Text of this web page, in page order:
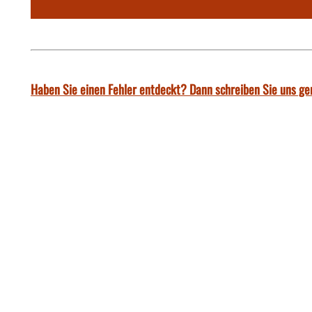
Haben Sie einen Fehler entdeckt? Dann schreiben Sie uns